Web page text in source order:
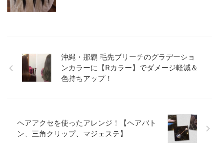
沖縄・那覇 毛先ブリーチのグラデーショ
ンカラーに【Rカラー】でダメージ軽減＆
色持ちアップ！
ヘアアクセを使ったアレンジ！【ヘアバト
ン、三角クリップ、マジェステ】